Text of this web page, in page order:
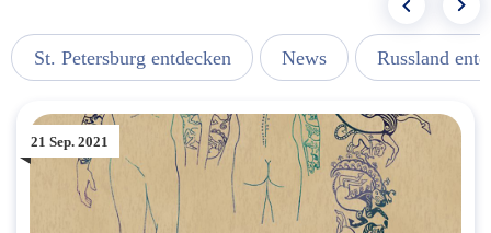
St. Petersburg entdecken News Russland
21 Sep. 2021